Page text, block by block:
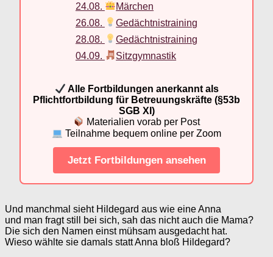
24.08.
Märchen
26.08.
Gedächtnistraining
28.08.
Gedächtnistraining
04.09.
Sitzgymnastik
Alle Fortbildungen anerkannt als
Pflichtfortbildung für Betreuungskräfte (§53b
SGB XI)
Materialien vorab per Post
Teilnahme bequem online per Zoom
Jetzt Fortbildungen ansehen
Und manchmal sieht Hildegard aus wie eine Anna
und man fragt still bei sich, sah das nicht auch die Mama?
Die sich den Namen einst mühsam ausgedacht hat.
Wieso wählte sie damals statt Anna bloß Hildegard?